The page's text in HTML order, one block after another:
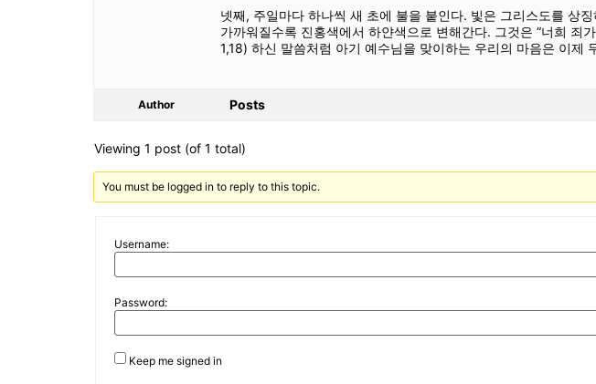
넷째, 주일마다 하나씩 새 초에 불을 붙인다. 빛은 그리스도를 상
가까워질수록 진홍색에서 하얀색으로 변해간다. 그것은 “너희 죄
1,18) 하신 말씀처럼 아기 예수님을 맞이하는 우리의 마음은 이제
Author Posts
Viewing 1 post (of 1 total)
You must be logged in to reply to this topic.
Username:
Password:
Keep me signed in